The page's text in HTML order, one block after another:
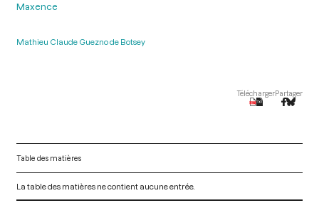
Maxence
Mathieu Claude Guezno de Botsey
TéléchargerPartager
Table des matières
La table des matières ne contient aucune entrée.